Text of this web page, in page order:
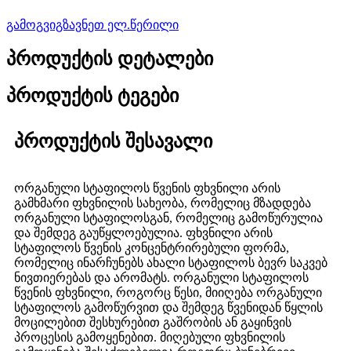
გამოგვიგზავნეთ ელ.წერილი
პროდუქტის დეტალები
პროდუქტის ტეგები
პროდუქტის შესავალი
ორგანული სტაფილოს წვენის ფხვნილი არის
გამხმარი ფხვნილის სახეობა, რომელიც მზადდება
ორგანული სტაფილოსგან, რომელიც გამოწურულია
და შემდეგ გაუწყლოებულია. ფხვნილი არის
სტაფილოს წვენის კონცენტრირებული ფორმა,
რომელიც ინარჩუნებს ახალი სტაფილოს ბევრ საკვებ
ნივთიერებას და არომატს. ორგანული სტაფილოს
წვენის ფხვნილი, როგორც წესი, მიიღება ორგანული
სტაფილოს გამოწურვით და შემდეგ წვენიდან წყლის
მოცილებით შესხურებით გაშრობის ან გაყინვის
პროცესის გამოყენებით. მიღებული ფხვნილის